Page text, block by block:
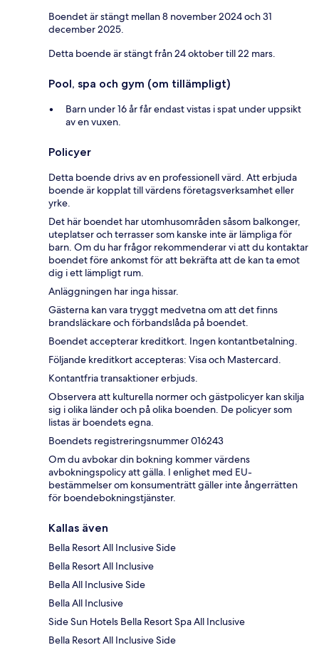
Boendet är stängt mellan 8 november 2024 och 31
december 2025.
Detta boende är stängt från 24 oktober till 22 mars.
Pool, spa och gym (om tillämpligt)
Barn under 16 år får endast vistas i spat under uppsikt
av en vuxen.
Policyer
Detta boende drivs av en professionell värd. Att erbjuda
boende är kopplat till värdens företagsverksamhet eller
yrke.
Det här boendet har utomhusområden såsom balkonger,
uteplatser och terrasser som kanske inte är lämpliga för
barn. Om du har frågor rekommenderar vi att du kontaktar
boendet före ankomst för att bekräfta att de kan ta emot
dig i ett lämpligt rum.
Anläggningen har inga hissar.
Gästerna kan vara tryggt medvetna om att det finns
brandsläckare och förbandslåda på boendet.
Boendet accepterar kreditkort. Ingen kontantbetalning.
Följande kreditkort accepteras: Visa och Mastercard.
Kontantfria transaktioner erbjuds.
Observera att kulturella normer och gästpolicyer kan skilja
sig i olika länder och på olika boenden. De policyer som
listas är boendets egna.
Boendets registreringsnummer 016243
Om du avbokar din bokning kommer värdens
avbokningspolicy att gälla. I enlighet med EU-
bestämmelser om konsumenträtt gäller inte ångerrätten
för boendebokningstjänster.
Kallas även
Bella Resort All Inclusive Side
Bella Resort All Inclusive
Bella All Inclusive Side
Bella All Inclusive
Side Sun Hotels Bella Resort Spa All Inclusive
Bella Resort All Inclusive Side